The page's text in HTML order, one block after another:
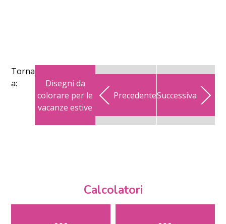
Torna
a:
Disegni da
colorare per le
vacanze estive
PrecedenteSuccessiva
Calcolatori